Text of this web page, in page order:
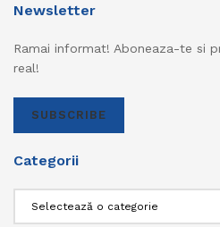
Newsletter
Ramai informat! Aboneaza-te si
real!
SUBSCRIBE
Categorii